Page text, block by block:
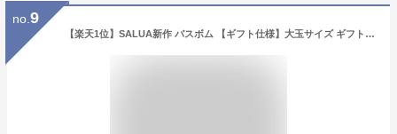
no. 9
【楽天1位】SALUA新作 バスボム 【ギフト仕様】大玉サイズ ギフト 入浴剤 プレゼント バスボール ラッピング 女性 SALUA